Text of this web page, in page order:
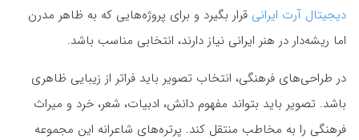
دیجیتال آرت ایرانی قرار بگیرد و برای پروژه‌هایی که به ظاهر مدرن
اما ریشه‌دار در هنر ایرانی نیاز دارند، انتخابی مناسب باشد.
در طراحی‌های فرهنگی، انتخاب تصویر باید فراتر از زیبایی ظاهری
باشد. تصویر باید بتواند مفهوم دانش، ادبیات، شعر، خرد و میراث
فرهنگی را به مخاطب منتقل کند. پرتره‌های شاعرانه این مجموعه